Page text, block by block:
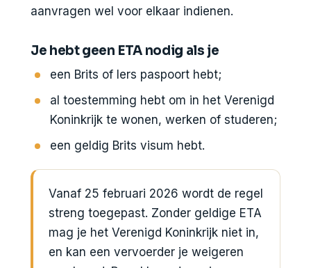
aanvragen wel voor elkaar indienen.
Je hebt geen ETA nodig als je
een Brits of Iers paspoort hebt;
al toestemming hebt om in het Verenigd
Koninkrijk te wonen, werken of studeren;
een geldig Brits visum hebt.
Vanaf 25 februari 2026 wordt de regel
streng toegepast. Zonder geldige ETA
mag je het Verenigd Koninkrijk niet in,
en kan een vervoerder je weigeren